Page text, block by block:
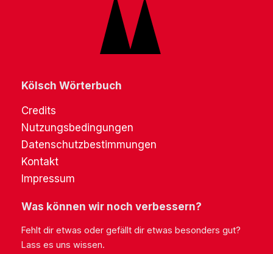
Kölsch Wörterbuch
Credits
Nutzungsbedingungen
Datenschutzbestimmungen
Kontakt
Impressum
Was können wir noch verbessern?
Fehlt dir etwas oder gefällt dir etwas besonders gut?
Lass es uns wissen.